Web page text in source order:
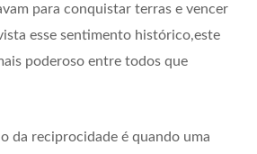
para conquistar terras e vencer
esse sentimento histórico,este
poderoso entre todos que
da reciprocidade é quando uma